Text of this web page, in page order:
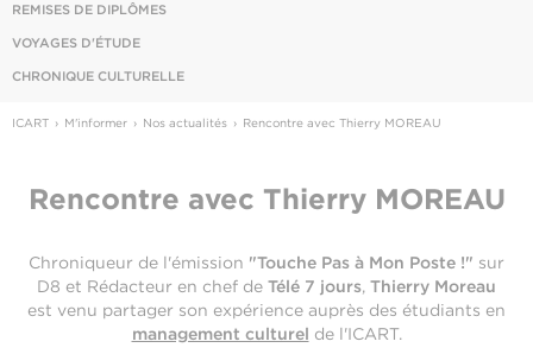
REMISES DE DIPLÔMES
VOYAGES D'ÉTUDE
CHRONIQUE CULTURELLE
ICART M'informer Nos actualités Rencontre avec Thierry MOREAU
Rencontre avec Thierry MOREAU
Chroniqueur de l'émission "Touche Pas à Mon Poste !" sur
D8 et Rédacteur en chef de Télé 7 jours, Thierry Moreau
est venu partager son expérience auprès des étudiants en
management culturel de l'ICART.